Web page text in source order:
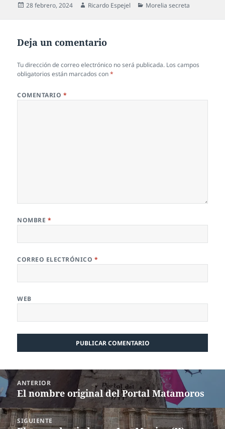
Publicado
28 febrero, 2024 Autor
Ricardo Espejel Categorías
Morelia secreta
Deja un comentario
Tu dirección de correo electrónico no será publicada. Los campos
obligatorios están marcados con*
COMENTARIO *
NOMBRE *
CORREO ELECTRÓNICO *
WEB
Navegación
de
entradas
ANTERIOR
Entrada
El nombre original del Portal Matamoros
SIGUIENTE